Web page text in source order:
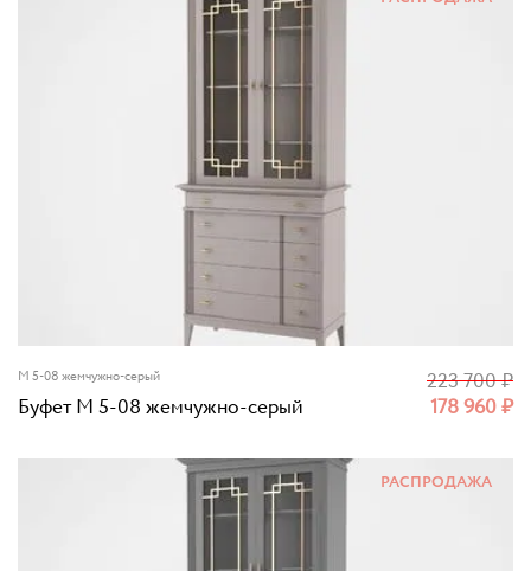
M 5-08 жемчужно-серый
Буфет M 5-08 жемчужно-серый 178 960₽
223 700₽
РАСПРОДАЖА